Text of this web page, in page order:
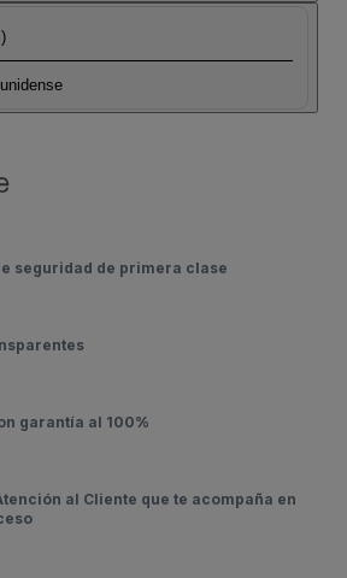
seguridad de primera clase
garantía al 100%
al Cliente que te acompaña en